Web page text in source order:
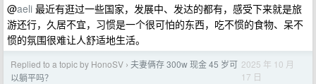
@aeli 最近有逛过一些国家，发展中、发达的都有，感受下来就是旅
游还行，久居不宜，习惯是一个很可怕的东西，吃不惯的食物、呆不
惯的氛围很难让人舒适地生活。
Replied to a topic by HonoSV › 夫妻俩存 300w 现金 45 岁可
以躺平吗？
2025 年 10 月
17 日